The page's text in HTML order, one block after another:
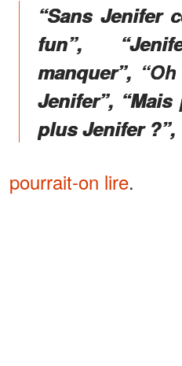
“Sans Jenifer
fun”,
manquer”,
Jenifer”,
plus Jenifer ?”,
pourrait-on lire.